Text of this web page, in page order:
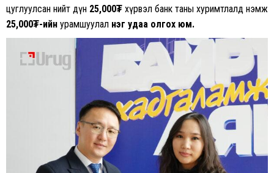
цуглуулсан нийт дүн 25,000₮ хүрвэл банк таны хуримтлалд нэмж
25,000₮-ийн урамшуулал нэг удаа олгох юм.